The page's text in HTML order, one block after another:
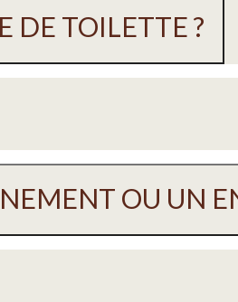
DE TOILETTE ?
OU UN